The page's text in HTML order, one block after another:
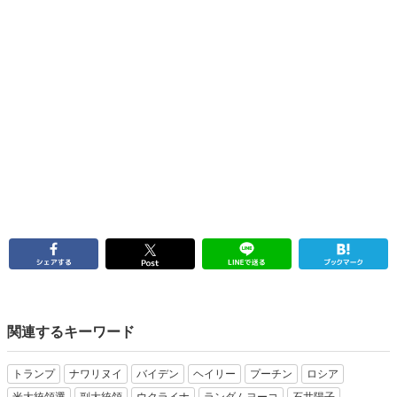
関連するキーワード
トランプ ナワリヌイ バイデン ヘイリー プーチン
ロシア